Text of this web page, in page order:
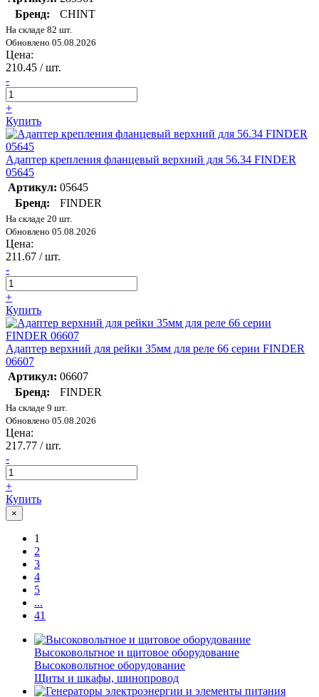
Бренд:
CHINT
На складе 82 шт.
Обновлено 05.08.2026
Цена:
210.45 / шт.
-
+
Купить
Адаптер крепления фланцевый верхний для 56.34 FINDER
05645
Артикул: 05645
Бренд:
FINDER
На складе 20 шт.
Обновлено 05.08.2026
Цена:
211.67 / шт.
-
+
Купить
Адаптер верхний для рейки 35мм для реле 66 серии FINDER
06607
Артикул: 06607
Бренд:
FINDER
На складе 9 шт.
Обновлено 05.08.2026
Цена:
217.77 / шт.
-
+
Купить
×
1
2
3
4
5
...
41
Высоковольтное и щитовое оборудование
Высоковольтное оборудование
Щиты и шкафы, шинопровод